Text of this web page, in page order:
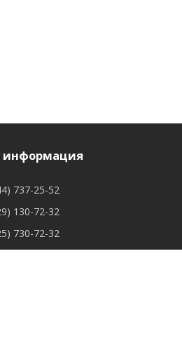
информация
737-25-52
130-72-32
730-72-32